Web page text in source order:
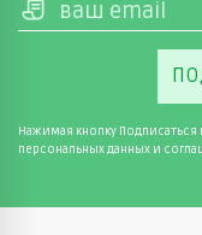
Нажимая кнопку Подписаться
персональных данных и